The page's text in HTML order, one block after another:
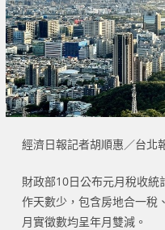
經濟日報記者胡順惠／台北
財政部10日公布元月稅收統
作天數少，包含房地合一稅
月實徵數均呈年月雙減。